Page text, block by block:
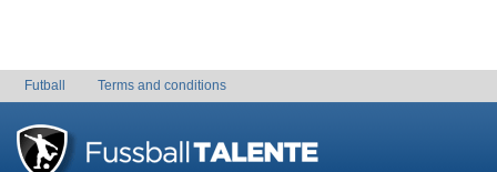
Futball Terms and conditions